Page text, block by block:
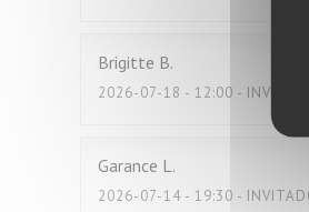
Brigitte B
2026-07-18 - 12:00 -
Garance L
2026-07-14 - 19:30 -